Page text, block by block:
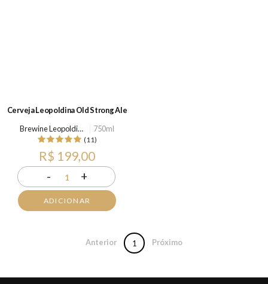
Cerveja Leopoldina Old Strong Ale
Brewine Leopoldina
750ml
(11)
R$ 199,00
- 1 +
ADICIONAR
Anterior 1 Próximo